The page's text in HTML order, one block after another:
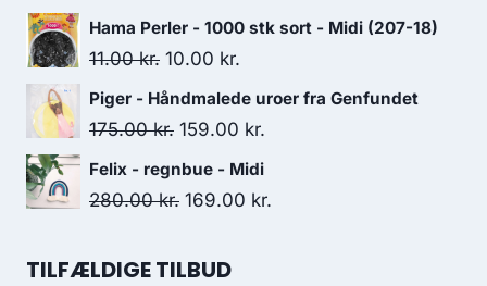
Hama Perler - 1000 stk sort - Midi (207-18)
11.00kr. 10.00 kr.
Piger - Håndmalede uroer fra Genfundet
175.00kr. 159.00 kr.
Felix - regnbue - Midi
280.00kr. 169.00 kr.
TILFÆLDIGE TILBUD